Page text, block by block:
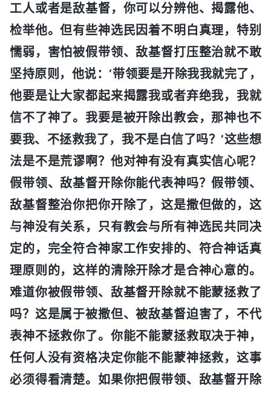
工人或者是敌基督，你可以分辨他、揭露他、
检举他。但有些神选民因着不明白真理，特别
懦弱，害怕被假带领、敌基督打压整治就不敢
坚持原则，他说：‘带领要是开除我我就完了，
他要是让大家都起来揭露我或者弃绝我，我就
信不了神了。我要是被开除出教会，那神也不
要我、不拯救我了，我不是白信了吗？’这些想
法是不是荒谬啊？他对神有没有真实信心呢？
假带领、敌基督开除你能代表神吗？假带领、
敌基督整治你把你开除了，这是撒但做的，这
与神没有关系，只有教会与所有神选民共同决
定的，完全符合神家工作安排的、符合神话真
理原则的，这样的清除开除才是合神心意的。
难道你被假带领、敌基督开除就不能蒙拯救了
吗？这是属于被撒但、被敌基督迫害了，不代
表神不拯救你了。你能不能蒙拯救取决于神，
任何人没有资格决定你能不能蒙神拯救，这事
必须得看清楚。如果你把假带领、敌基督开除